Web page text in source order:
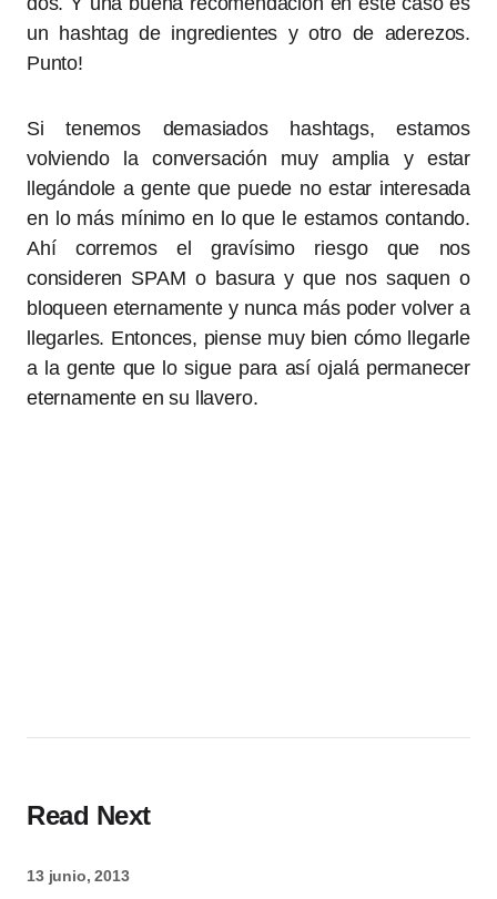
un hashtag de ingredientes y otro de aderezos.
Punto!
Si tenemos demasiados hashtags, estamos
volviendo la conversación muy amplia y estar
llegándole a gente que puede no estar interesada
en lo más mínimo en lo que le estamos contando.
Ahí corremos el gravísimo riesgo que nos
consideren SPAM o basura y que nos saquen o
bloqueen eternamente y nunca más poder volver a
llegarles. Entonces, piense muy bien cómo llegarle
a la gente que lo sigue para así ojalá permanecer
eternamente en su llavero.
Read Next
13 junio, 2013